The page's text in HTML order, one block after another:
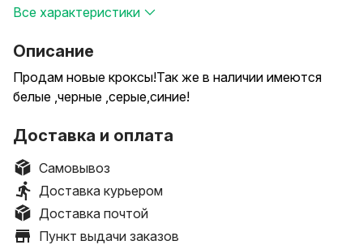
Все характеристики
Описание
Продам новые кроксы!Так же в наличии имеются
белые ,черные ,серые,синие!
Доставка и оплата
Самовывоз
Доставка курьером
Доставка почтой
Пункт выдачи заказов